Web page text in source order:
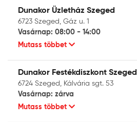
Dunakor Üzletház Szeged
6723 Szeged, Gáz u. 1
Vasárnap: 08:00 - 14:00
Mutass többet
Dunakor Festékdiszkont Szeged
6724 Szeged, Kálvária sgt. 53
Vasárnap: zárva
Mutass többet